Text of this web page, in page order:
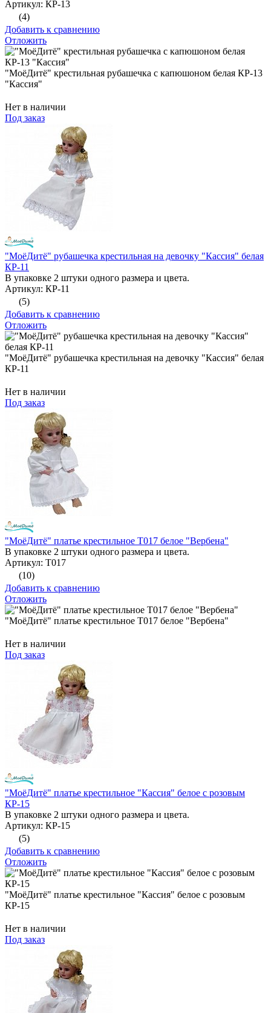
Артикул: КР-13
(4)
Добавить к сравнению
Отложить
"МоёДитё" крестильная рубашечка с капюшоном белая КР-13
"Кассия"
Нет в наличии
Под заказ
"МоёДитё" рубашечка крестильная на девочку "Кассия" белая
КР-11
В упаковке 2 штуки одного размера и цвета.
Артикул: КР-11
(5)
Добавить к сравнению
Отложить
"МоёДитё" рубашечка крестильная на девочку "Кассия" белая
КР-11
Нет в наличии
Под заказ
"МоёДитё" платье крестильное Т017 белое "Вербена"
В упаковке 2 штуки одного размера и цвета.
Артикул: Т017
(10)
Добавить к сравнению
Отложить
"МоёДитё" платье крестильное Т017 белое "Вербена"
Нет в наличии
Под заказ
"МоёДитё" платье крестильное "Кассия" белое с розовым
КР-15
В упаковке 2 штуки одного размера и цвета.
Артикул: КР-15
(5)
Добавить к сравнению
Отложить
"МоёДитё" платье крестильное "Кассия" белое с розовым
КР-15
Нет в наличии
Под заказ